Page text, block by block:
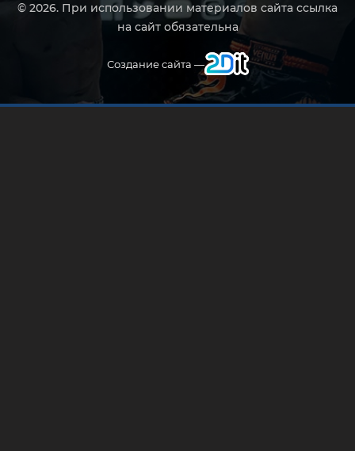
© 2026. При использовании материалов сайта ссылка
на сайт обязательна
Создание сайта —